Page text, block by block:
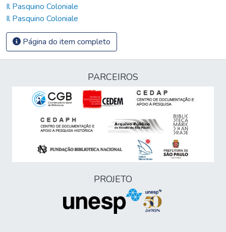
Il Pasquino Coloniale
Il Pasquino Coloniale
Página do item completo
PARCEIROS
PROJETO